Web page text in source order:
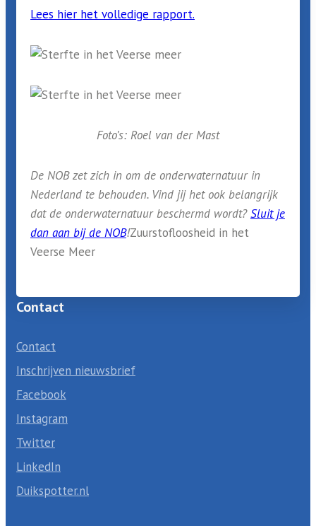
Lees hier het volledige rapport.
Foto’s: Roel van der Mast
De NOB zet zich in om de onderwaternatuur in
Nederland te behouden. Vind jij het ook belangrijk
dat de onderwaternatuur beschermd wordt?Sluit je
dan aan bij de NOB!Zuurstofloosheid in het
Veerse Meer
Contact
Contact
Inschrijven nieuwsbrief
Facebook
Instagram
Twitter
LinkedIn
Duikspotter.nl